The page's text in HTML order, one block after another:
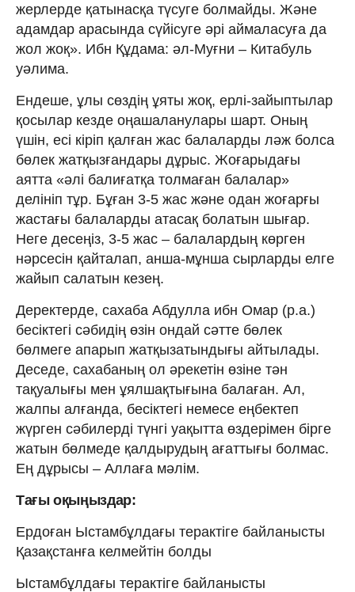
жерлерде қатынасқа түсуге болмайды. Және
адамдар арасында сүйісуге әрі аймаласуға да
жол жоқ». Ибн Құдама: әл-Муғни – Китабуль
уәлима.
Ендеше, ұлы сөздің ұяты жоқ, ерлі-зайыптылар
қосылар кезде оңашаланулары шарт. Оның
үшін, есі кіріп қалған жас балаларды ләж болса
бөлек жатқызғандары дұрыс. Жоғарыдағы
аятта «әлі балиғатқа толмаған балалар»
делініп тұр. Бұған 3-5 жас және одан жоғарғы
жастағы балаларды атасақ болатын шығар.
Неге десеңіз, 3-5 жас – балалардың көрген
нәрсесін қайталап, анша-мұнша сырларды елге
жайып салатын кезең.
Деректерде, сахаба Абдулла ибн Омар (р.а.)
бесіктегі сәбидің өзін ондай сәтте бөлек
бөлмеге апарып жатқызатындығы айтылады.
Деседе, сахабаның ол әрекетін өзіне тән
тақуалығы мен ұялшақтығына балаған. Ал,
жалпы алғанда, бесіктегі немесе еңбектеп
жүрген сәбилерді түнгі уақытта өздерімен бірге
жатын бөлмеде қалдырудың ағаттығы болмас.
Ең дұрысы – Аллаға мәлім.
Тағы оқыңыздар:
Ердоған Ыстамбұлдағы терактіге байланысты
Қазақстанға келмейтін болды
Ыстамбұлдағы терактіге байланысты